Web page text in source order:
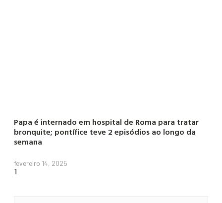
Papa é internado em hospital de Roma para tratar
bronquite; pontífice teve 2 episódios ao longo da
semana
fevereiro 14, 2025